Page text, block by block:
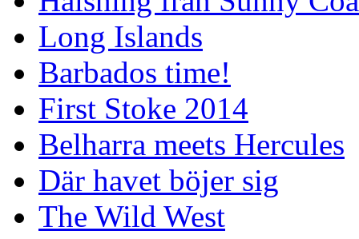
Long Islands
Barbados time!
First Stoke 2014
Belharra meets Hercules
Där havet böjer sig
The Wild West